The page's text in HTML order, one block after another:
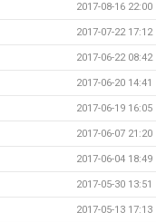
2017-08-16 22:00
2017-07-22 17:12
2017-06-22 08:42
2017-06-20 14:41
2017-06-19 16:05
2017-06-07 21:20
2017-06-04 18:49
2017-05-30 13:51
2017-05-13 17:13